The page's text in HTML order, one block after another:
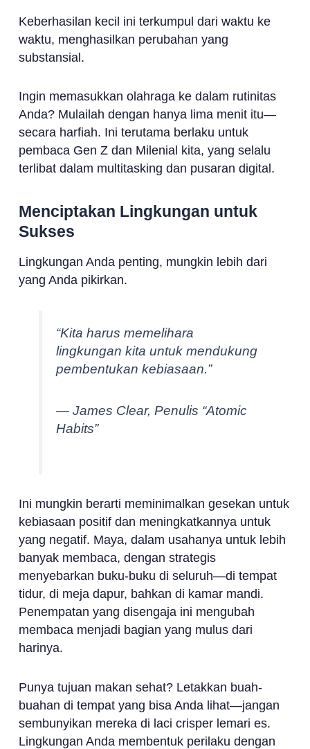
Keberhasilan kecil ini terkumpul dari waktu ke
waktu, menghasilkan perubahan yang
substansial.
Ingin memasukkan olahraga ke dalam rutinitas
Anda? Mulailah dengan hanya lima menit itu—
secara harfiah. Ini terutama berlaku untuk
pembaca Gen Z dan Milenial kita, yang selalu
terlibat dalam multitasking dan pusaran digital.
Menciptakan Lingkungan untuk
Sukses
Lingkungan Anda penting, mungkin lebih dari
yang Anda pikirkan.
“Kita harus memelihara
lingkungan kita untuk mendukung
pembentukan kebiasaan.”
— James Clear, Penulis “Atomic
Habits”
Ini mungkin berarti meminimalkan gesekan untuk
kebiasaan positif dan meningkatkannya untuk
yang negatif. Maya, dalam usahanya untuk lebih
banyak membaca, dengan strategis
menyebarkan buku-buku di seluruh—di tempat
tidur, di meja dapur, bahkan di kamar mandi.
Penempatan yang disengaja ini mengubah
membaca menjadi bagian yang mulus dari
harinya.
Punya tujuan makan sehat? Letakkan buah-
buahan di tempat yang bisa Anda lihat—jangan
sembunyikan mereka di laci crisper lemari es.
Lingkungan Anda membentuk perilaku dengan